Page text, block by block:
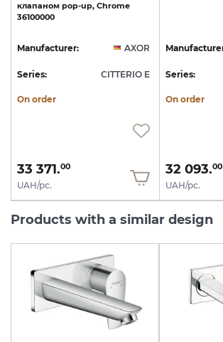
клапаном pop-up, Chrome
36100000
Manufacturer: AXOR
Series: CITTERIO E
On order
33 371.00
UAH/pc.
Series:
On order
32 093.00
UAH/pc.
Products with a similar design